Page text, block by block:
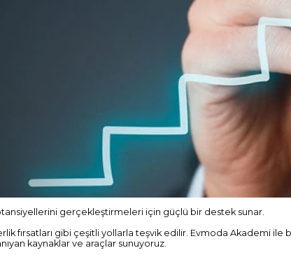
gerçekleştirmeleri için güçlü bir destek sunar.
fırsatları gibi çeşitli yollarla teşvik edilir. Evmoda Akademi ile
kaynaklar ve araçlar sunuyoruz.